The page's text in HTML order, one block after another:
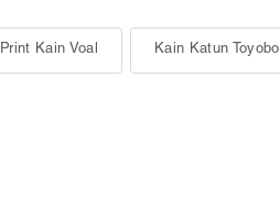
Print Kain Voal Kain Katun Toyobo